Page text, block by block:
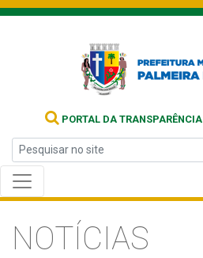
PORTAL DA TRANSPARÊNCIA
NOTÍCIAS